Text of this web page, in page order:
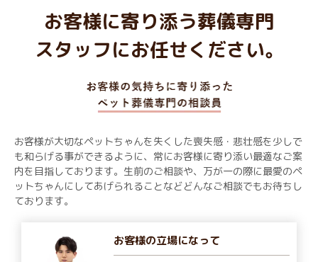
お客様に寄り添う葬儀専門
スタッフにお任せください。
お客様が大切なペットちゃんを失くした喪失感・悲壮感を少しで
も和らげる事ができるように、常にお客様に寄り添い最適なご案
内を目指しております。生前のご相談や、万が一の際に最愛のペ
ットちゃんにしてあげられることなどどんなご相談でもお待ちし
ております。
お客様の立場になって